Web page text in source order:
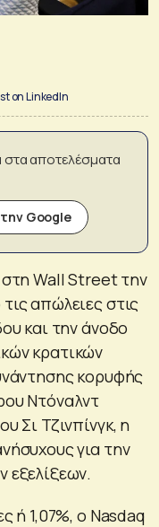
on LinkedIn
αποτελέσματα
Google
στη Wall Street την
απώλειες στις
και την άνοδο
κρατικών
κορυφής
Ντόναλντ
Σι Τζινπίνγκ, η
για την
εξελίξεων.
ή 1,07%, ο Nasdaq